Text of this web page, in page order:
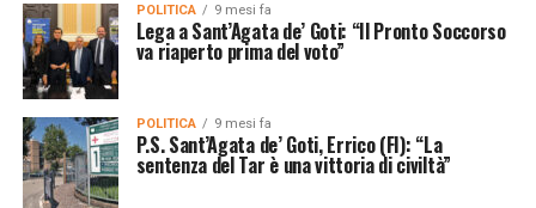
POLITICA 9 mesi fa
Lega a Sant’Agata de’ Goti: “Il Pronto Soccorso
va riaperto prima del voto”
POLITICA 9 mesi fa
P.S. Sant’Agata de’ Goti, Errico (FI): “La
sentenza del Tar è una vittoria di civiltà”